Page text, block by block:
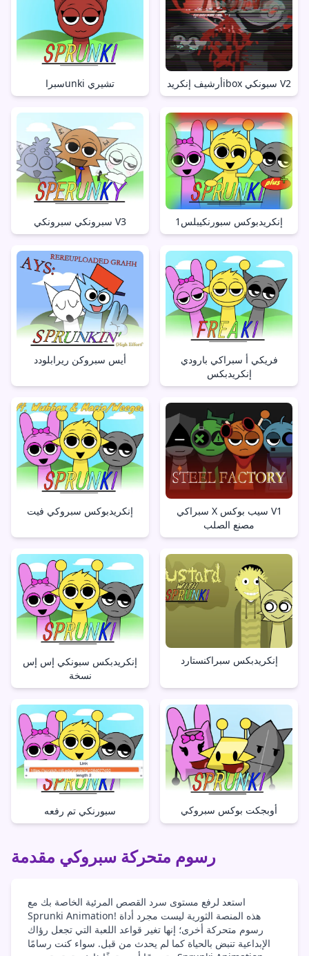
سبراunki تشيري أرشيف إنكريدibox سبونكي V2
سبرونكي سبرونكي V3 إنكريدبوكس سبورنكيبلس1
أيس سبروكن ريرابلودد
فريكي أ سبراكي بارودي
إنكريدبكس
إنكريدبوكس سبروكي فيت
سبراكي X سيب بوكس V1
مصنع الصلب
إنكريدبكس سبونكي إس إس
نسخة
إنكريدبكس سبراكنستارد
سبورنكي تم رفعه أوبجكت بوكس سبروكي
رسوم متحركة سبروكي مقدمة
استعد لرفع مستوى سرد القصص المرئية الخاصة بك مع
Sprunki Animation! هذه المنصة الثورية ليست مجرد أداة
رسوم متحركة أخرى؛ إنها تغير قواعد اللعبة التي تجعل رؤاك
الإبداعية تنبض بالحياة كما لم يحدث من قبل. سواء كنت رسامًا